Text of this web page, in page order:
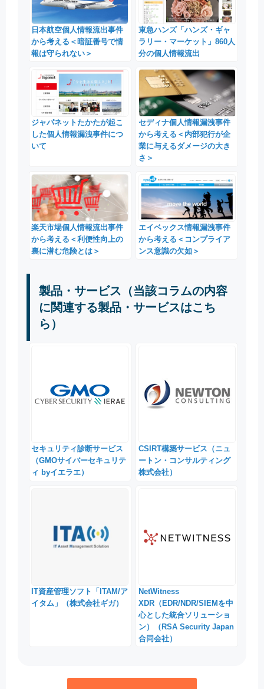
日本航空個人情報流出事件
から考える＜暗証番号で情
報は守られない＞
東急ハンズ「ハンズ・ギャ
ラリー・マーケット」860人
分の個人情報流出
ジャパネットたかたが起こ
した個人情報漏洩事件につ
いて
セディナ個人情報漏洩事件
から考える＜内部犯行が企
業に与えるダメージの大き
さ＞
楽天市場個人情報流出事件
から考える＜利便性向上の
裏に潜む危険とは＞
エイベックス情報漏洩事件
から考える＜コンプライア
ンス意識の欠如＞
製品・サービス（当該コラムの内容
に関連する製品・サービスはこち
ら）
セキュリティ診断サービス
（GMOサイバーセキュリテ
ィ byイエラエ）
CSIRT構築サービス（ニュ
ートン・コンサルティング
株式会社）
IT資産管理ソフト「ITAM/ア
イタム」（株式会社ギガ）
NetWitness
XDR（EDR/NDR/SIEMを中
心とした統合ソリューショ
ン）（RSA Security Japan
合同会社）